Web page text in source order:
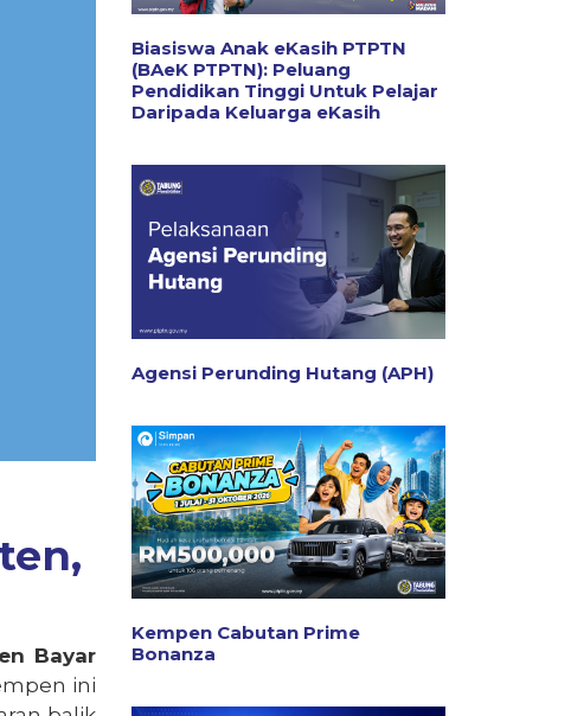
Bayar
ini
Biasiswa Anak eKasih PTPTN
(BAeK PTPTN): Peluang
Pendidikan Tinggi Untuk Pelajar
Daripada Keluarga eKasih
Agensi Perunding Hutang (APH)
Kempen Cabutan Prime
Bonanza